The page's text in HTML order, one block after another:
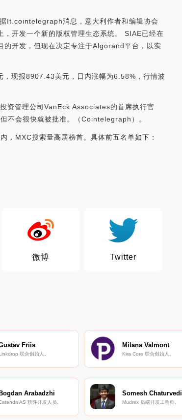
It.cointelegraph消息，意大利作者和编辑协会
开发一个新的版权管理生态系统。 SIAE已经在
开发，但现在决定专注于Algorand平台，以实
，现报8907.43美元，日内涨幅为6.58%，行情波
资管理公司VanEck Associates的首席执行官
不会很快就被批准。（Cointelegraph）。
，MXC搜索量高居榜首。具体前五名单如下：
微博 Twitter
Friis
联合创始人。
Milana Valmont
Kira Core 联合创始人。
Bogdan Arabadzhi
AS 软件开发人员。
Somesh Chaturvedi
Mudrex 后端开发工程师。